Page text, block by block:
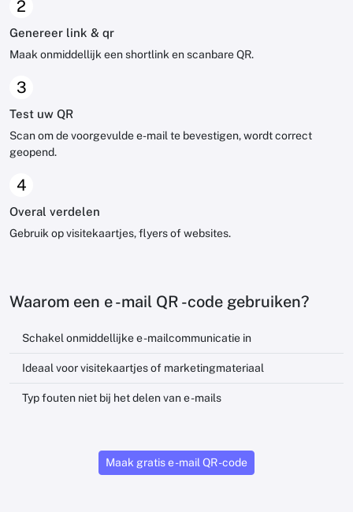
2
Genereer link & qr
Maak onmiddellijk een shortlink en scanbare QR.
3
Test uw QR
Scan om de voorgevulde e-mail te bevestigen, wordt correct
geopend.
4
Overal verdelen
Gebruik op visitekaartjes, flyers of websites.
Waarom een ​​e -mail QR -code gebruiken?
Schakel onmiddellijke e -mailcommunicatie in
Ideaal voor visitekaartjes of marketingmateriaal
Typ fouten niet bij het delen van e -mails
Maak gratis e -mail QR -code